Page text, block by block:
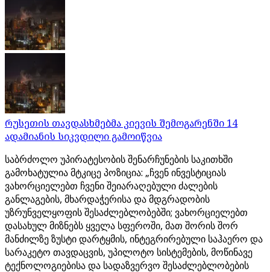
რუსეთის თავდასხმებმა კიევის შემოგარენში 14
ადამიანის სიკვდილი გამოიწვია
საბრძოლო უპირატესობის შენარჩუნების საკითხში
გამოხატულია მტკიცე პოზიცია: „ჩვენ ინვესტიციას
ვახორციელებთ ჩვენი შეიარაღებული ძალების
განლაგების, მხარდაჭერისა და მდგრადობის
უზრუნველყოფის შესაძლებლობებში; ვახორციელებთ
დასახულ მიზნებს ყველა სფეროში, მათ შორის შორ
მანძილზე ზუსტი დარტყმის, ინტეგრირებული საჰაერო და
სარაკეტო თავდაცვის, უპილოტო სისტემების, მოწინავე
ტექნოლოგიებისა და სადაზვერვო შესაძლებლობების